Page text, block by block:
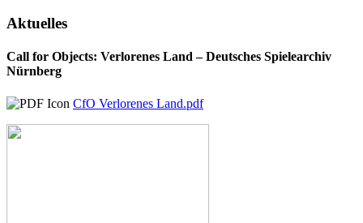
Aktuelles
Call for Objects: Verlorenes Land – Deutsches Spielearchiv
Nürnberg
CfO Verlorenes Land.pdf